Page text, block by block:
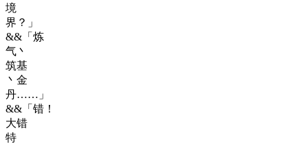
境
界？」
&&「炼
气丶
筑基
丶金
丹……」
&&「错！
大错
特